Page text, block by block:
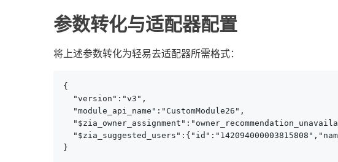
参数转化与适配器配置
将上述参数转化为轻易去适配器所需格式：
{
  "version":"v3",
  "module_api_name":"CustomModule26",
}